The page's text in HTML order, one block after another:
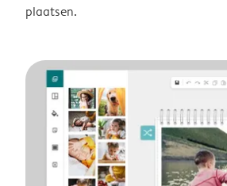
plaatsen.